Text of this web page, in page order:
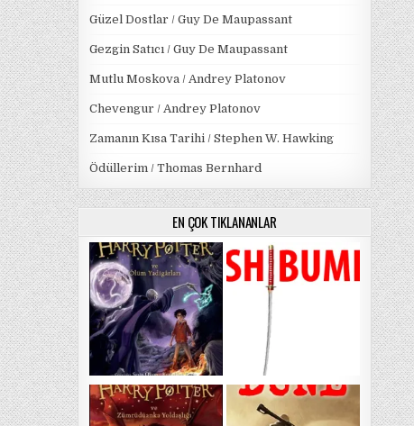
Güzel Dostlar / Guy De Maupassant
Gezgin Satıcı / Guy De Maupassant
Mutlu Moskova / Andrey Platonov
Chevengur / Andrey Platonov
Zamanın Kısa Tarihi / Stephen W. Hawking
Ödüllerim / Thomas Bernhard
EN ÇOK TIKLANANLAR